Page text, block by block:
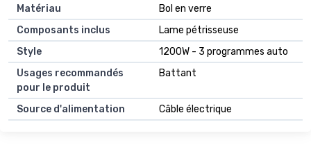
Matériau
Bol en verre
Composants inclus
Lame pétrisseuse
Style
1200W - 3 programmes auto
Usages recommandés
pour le produit
Battant
Source d'alimentation Câble électrique